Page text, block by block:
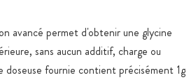
avancé permet d'obtenir une glycine
sans aucun additif, charge ou
doseuse fournie contient précisément 1g